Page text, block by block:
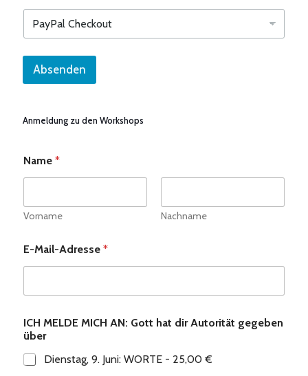
Absenden
Anmeldung zu den Workshops
Name *
Vorname Nachname
E-Mail-Adresse *
ICH MELDE MICH AN: Gott hat dir Autorität gegeben
über
Dienstag, 9. Juni: WORTE - 25,00 €